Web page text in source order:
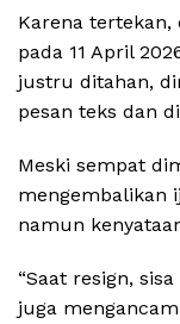
Karena
pada 11 April
justru ditahan,
pesan teks dan
Meski sempat
mengembalikan
namun
“Saat resign,
juga